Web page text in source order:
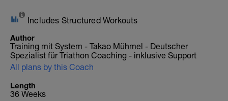
Includes Structured Workouts
Author
Training mit System - Takao Mühmel - Deutscher
Spezialist für Triathon Coaching - inklusive Support
All plans by this Coach
Length
36 Weeks